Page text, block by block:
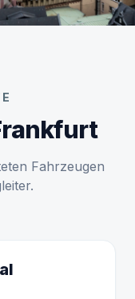
Fahrzeugen